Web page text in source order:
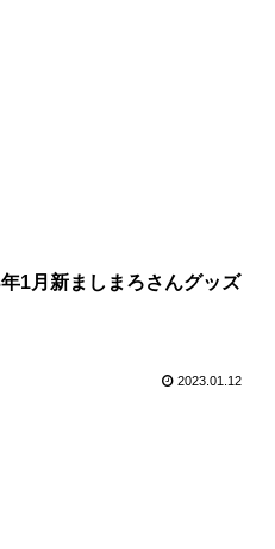
1月新ましまろさんグッズ
2023.01.12